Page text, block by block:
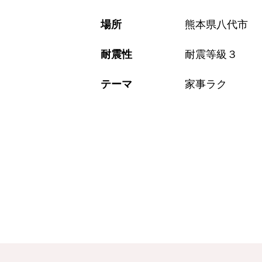
場所 熊本県八代市
耐震性 耐震等級３
テーマ 家事ラク